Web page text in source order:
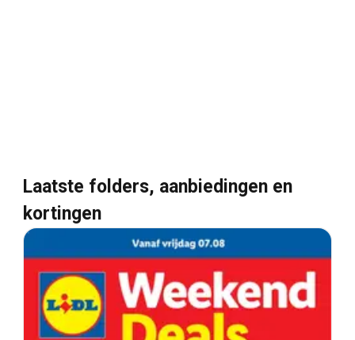
Laatste folders, aanbiedingen en
kortingen